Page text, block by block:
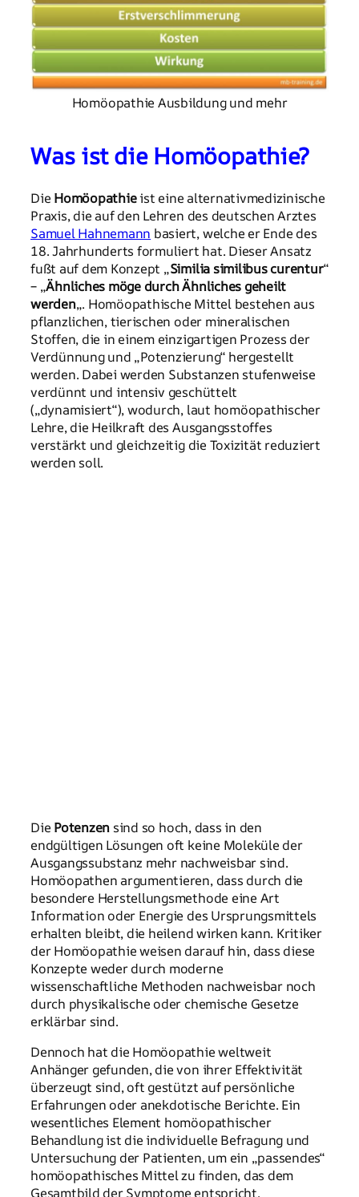
Homöopathie Ausbildung und mehr
Was ist die Homöopathie?
Die Homöopathieist eine alternativmedizinische
Praxis, die auf den Lehren des deutschen Arztes
Samuel Hahnemann basiert, welche er Ende des
18. Jahrhunderts formuliert hat. Dieser Ansatz
fußt auf dem Konzept „Similia similibus curentur“
– „Ähnliches möge durch Ähnliches geheilt
werden„. Homöopathische Mittel bestehen aus
pflanzlichen, tierischen oder mineralischen
Stoffen, die in einem einzigartigen Prozess der
Verdünnung und „Potenzierung“ hergestellt
werden. Dabei werden Substanzen stufenweise
verdünnt und intensiv geschüttelt
(„dynamisiert“), wodurch, laut homöopathischer
Lehre, die Heilkraft des Ausgangsstoffes
verstärkt und gleichzeitig die Toxizität reduziert
werden soll.
Die Potenzen sind so hoch, dass in den
endgültigen Lösungen oft keine Moleküle der
Ausgangssubstanz mehr nachweisbar sind.
Homöopathen argumentieren, dass durch die
besondere Herstellungsmethode eine Art
Information oder Energie des Ursprungsmittels
erhalten bleibt, die heilend wirken kann. Kritiker
der Homöopathie weisen darauf hin, dass diese
Konzepte weder durch moderne
wissenschaftliche Methoden nachweisbar noch
durch physikalische oder chemische Gesetze
erklärbar sind.
Dennoch hat die Homöopathie weltweit
Anhänger gefunden, die von ihrer Effektivität
überzeugt sind, oft gestützt auf persönliche
Erfahrungen oder anekdotische Berichte. Ein
wesentliches Element homöopathischer
Behandlung ist die individuelle Befragung und
Untersuchung der Patienten, um ein „passendes“
homöopathisches Mittel zu finden, das dem
Gesamtbild der Symptome entspricht.